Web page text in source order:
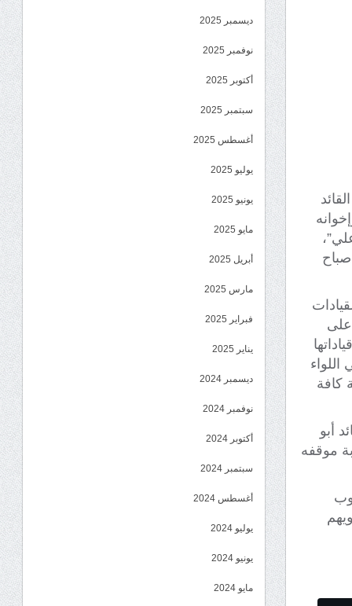
صباح
على
كافة
أبو
موقفه
ديسمبر 2025
نوفمبر 2025
أكتوبر 2025
سبتمبر 2025
أغسطس 2025
يوليو 2025
يونيو 2025
مايو 2025
أبريل 2025
مارس 2025
فبراير 2025
يناير 2025
ديسمبر 2024
نوفمبر 2024
أكتوبر 2024
سبتمبر 2024
أغسطس 2024
يوليو 2024
يونيو 2024
مايو 2024